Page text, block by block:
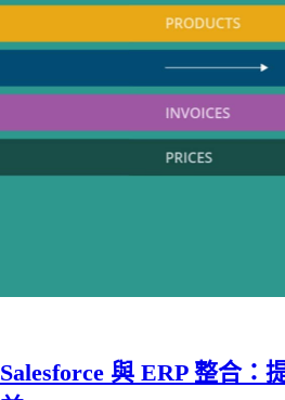
Salesforce 與 ERP 整合：